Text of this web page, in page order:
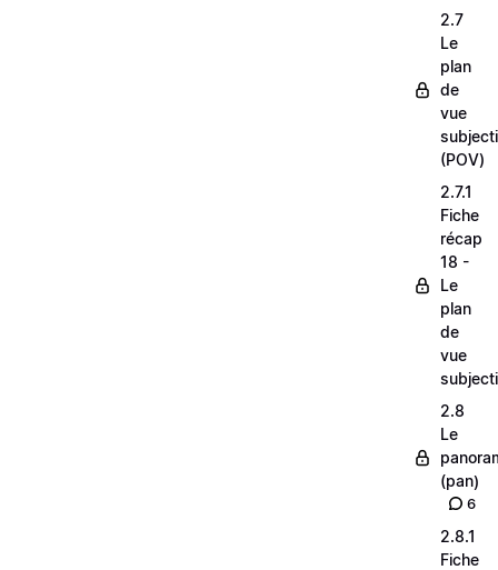
2.7
Le
plan
de
vue
(POV)
2.7.1
Fiche
récap
18 -
Le
plan
de
vue
2.8
Le
(pan)
6
2.8.1
Fiche